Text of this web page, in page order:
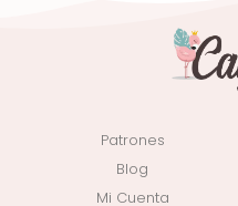
Patrones
Blog
Mi Cuenta